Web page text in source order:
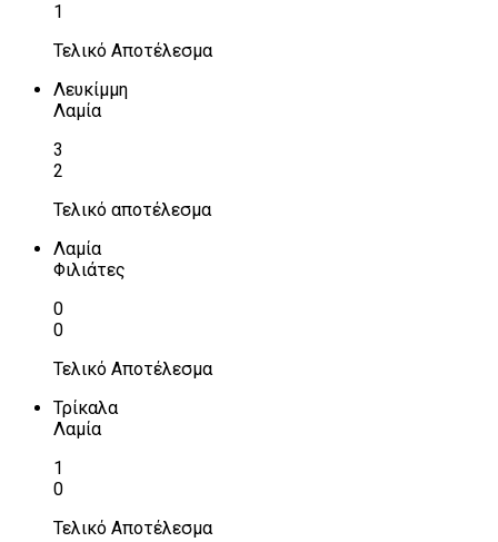
1
Τελικό Αποτέλεσμα
Λευκίμμη
Λαμία
3
2
Τελικό αποτέλεσμα
Λαμία
Φιλιάτες
0
0
Τελικό Αποτέλεσμα
Τρίκαλα
Λαμία
1
0
Τελικό Αποτέλεσμα